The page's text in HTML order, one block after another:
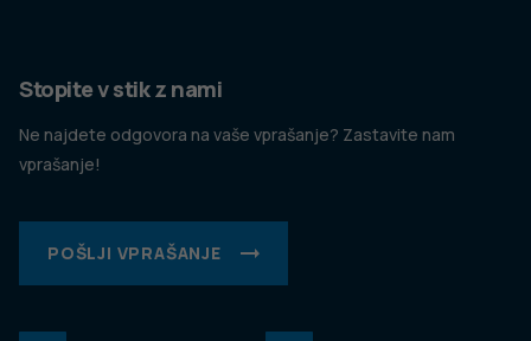
Stopite v stik z nami
Ne najdete odgovora na vaše vprašanje? Zastavite nam
vprašanje!
POŠLJI VPRAŠANJE